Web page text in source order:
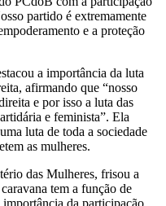
partido é extremamente
e a proteção
a importância da luta
afirmando que “nosso
e por isso a luta das
e feminista”. Ela
luta de toda a sociedade
as mulheres.
das Mulheres, frisou a
tem a função de